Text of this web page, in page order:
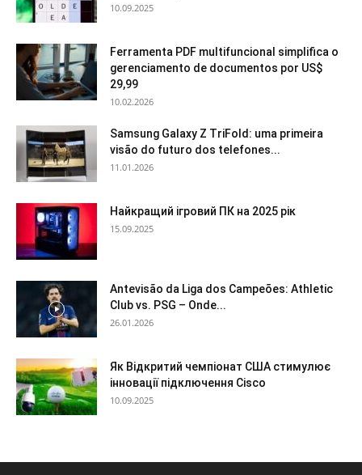
10.09.2025
Ferramenta PDF multifuncional simplifica o
gerenciamento de documentos por US$
29,99
10.02.2026
Samsung Galaxy Z TriFold: uma primeira
visão do futuro dos telefones...
11.01.2026
Найкращий ігровий ПК на 2025 рік
15.09.2025
Antevisão da Liga dos Campeões: Athletic
Club vs. PSG – Onde...
26.01.2026
Як Відкритий чемпіонат США стимулює
інновації підключення Cisco
10.09.2025